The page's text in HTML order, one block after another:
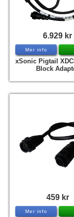
6.929 kr
Mer info
xSonic Pigtail
Block
459 kr
Mer info